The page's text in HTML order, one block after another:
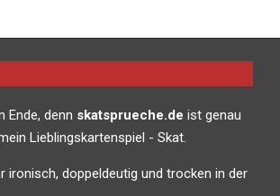
Ende, denn skatsprueche.de ist genau
Lieblingskartenspiel - Skat.
ironisch, doppeldeutig und trocken in der